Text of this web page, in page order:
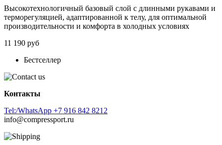
Высокотехнологичный базовый слой с длинными рукавами и
терморегуляцией, адаптированной к телу, для оптимальной
производительности и комфорта в холодных условиях
11 190 руб
Бестселлер
Контакты
Tel:/WhatsApp +7 916 842 8212
info@compressport.ru